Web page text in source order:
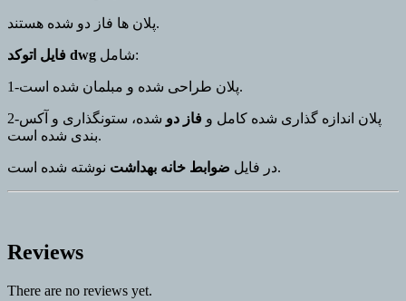
پلان ها فاز دو شده هستند.
فایل اتوکد dwg شامل:
1-پلان طراحی شده و مبلمان شده است.
2-پلان اندازه گذاری شده کامل و فاز دو شده، ستونگذاری و آکس
بندی شده است.
در فایل ضوابط خانه بهداشت نوشته شده است.
Reviews
There are no reviews yet.